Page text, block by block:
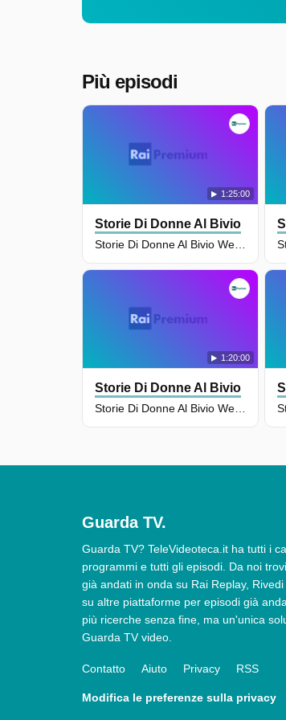
Più episodi
1:25:00
Storie Di Donne Al Bivio
1:20:00
Storie Di Donne Al Bivio
Guarda TV.
Guarda TV? TeleVideoteca.it ha tutti i
programmi e tutti gli episodi. Da noi
già andati in onda su Rai Replay,
su altre piattaforme per episodi già
più ricerche senza fine, ma un'unica
Guarda TV video.
Contatto Aiuto Privacy RSS
Modifica le preferenze sulla privacy